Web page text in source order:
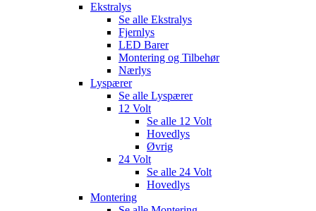
Ekstralys
Se alle Ekstralys
Fjernlys
LED Barer
Montering og Tilbehør
Nærlys
Lyspærer
Se alle Lyspærer
12 Volt
Se alle 12 Volt
Hovedlys
Øvrig
24 Volt
Se alle 24 Volt
Hovedlys
Montering